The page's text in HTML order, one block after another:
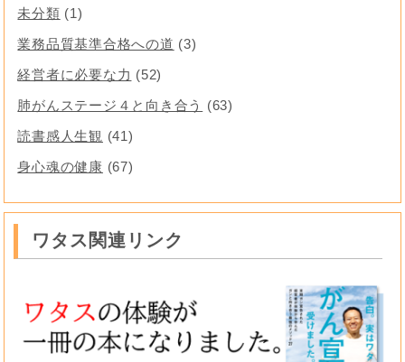
未分類 (1)
業務品質基準合格への道 (3)
経営者に必要な力 (52)
肺がんステージ４と向き合う
(63)
読書感人生観 (41)
身心魂の健康 (67)
ワタス関連リンク